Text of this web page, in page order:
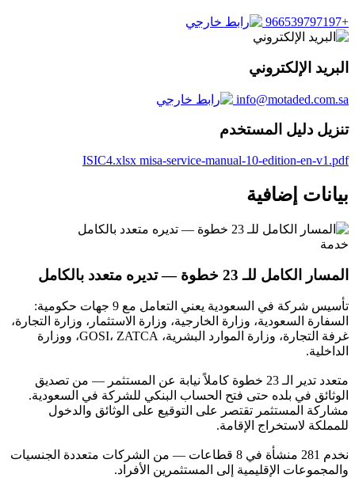
+966539797197
البريد الإلكتروني
info@motaded.com.sa
تنزيل دليل المستخدم
ISIC4.xlsx misa-service-manual-10-edition-en-v1.pdf
بيانات إضافية
خدمة
المسار الكامل للـ 23 خطوة — تديره متعدد بالكامل
تأسيس شركة في السعودية يعني التعامل مع 9 جهات حكومية:
السفارة السعودية، وزارة الخارجية، وزارة الاستثمار، وزارة التجارة،
غرفة التجارة، وزارة الموارد البشرية، GOSI، ZATCA، ووزارة
الداخلية.
متعدد تدير الـ 23 خطوة كاملاً نيابة عن المستثمر — من تصديق
الوثائق في بلده حتى فتح الحساب البنكي للشركة في السعودية.
مشاركة المستثمر تقتصر على التوقيع على الوثائق والدخول
للمملكة لاستخراج الإقامة.
نخدم 281 منشأة في 8 قطاعات — من الشركات متعددة الجنسيات
والمجموعات الإقليمية إلى المستثمرين الأفراد.